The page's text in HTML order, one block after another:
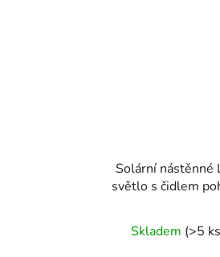
Solární nástěnné
světlo s čidlem
Skladem (>5